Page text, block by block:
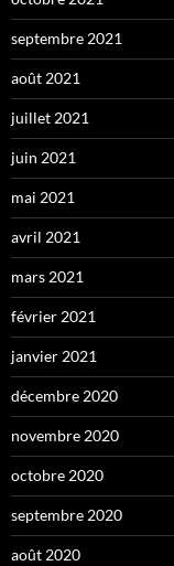
septembre 2021
août 2021
juillet 2021
juin 2021
mai 2021
avril 2021
mars 2021
février 2021
janvier 2021
décembre 2020
novembre 2020
octobre 2020
septembre 2020
août 2020